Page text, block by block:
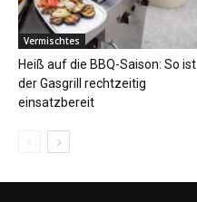
Vermischtes
Heiß auf die BBQ-Saison: So ist
der Gasgrill rechtzeitig
einsatzbereit